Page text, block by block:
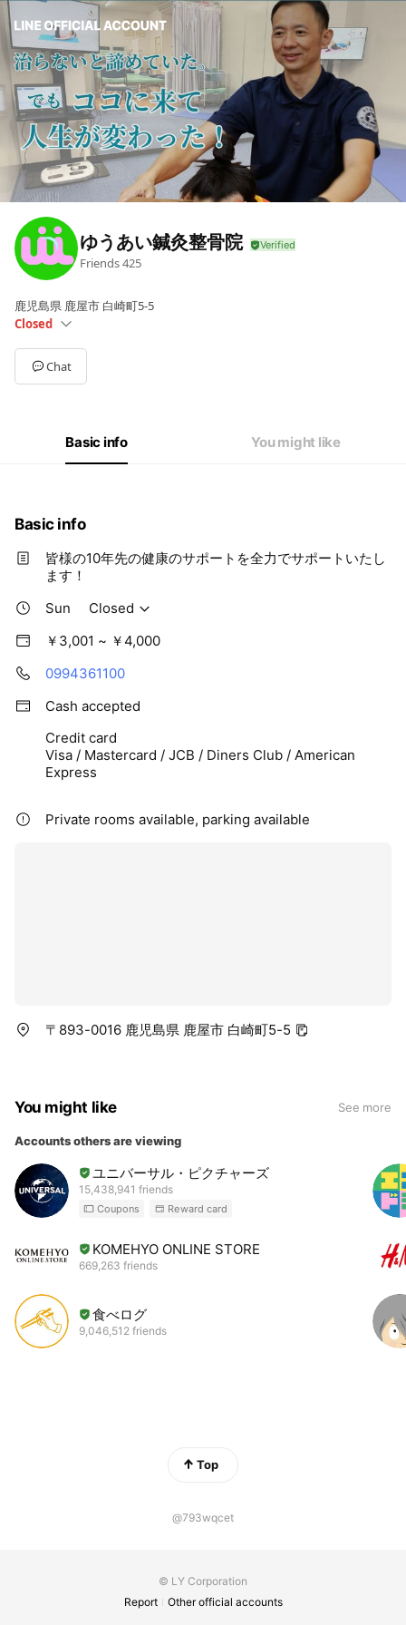
ゆうあい鍼灸整骨院
Friends425
鹿児島県 鹿屋市 白崎町5-5
Closed
SunClosed
Mon09:00 - 12:00,14:30 - 19:00
Tue
09:00 - 12:00,14:30 - 19:00
09:00 - 13:00
Chat
Basic info You might like
Basic info
皆様の10年先の健康のサポートを全力でサポートいたし
ます！
Sun
Closed
￥3,001 ~ ￥4,000
0994361100
Cash accepted
Credit card
Visa / Mastercard / JCB / Diners Club / American
Express
Private rooms available, parking available
〒893-0016 鹿児島県 鹿屋市 白崎町5-5
You might like See more
Accounts others are viewing
ユニバーサル・ピクチャーズ
15,438,941 friends
Coupons Reward card
KOMEHYO ONLINE STORE
669,263 friends
食べログ
9,046,512 friends
Top
@793wqcet
© LY Corporation
Report
Other official accounts